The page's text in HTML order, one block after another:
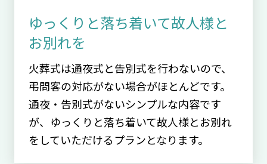
ゆっくりと落ち着いて故人様と
お別れを
火葬式は通夜式と告別式を行わないので、
弔問客の対応がない場合がほとんどです。
通夜・告別式がないシンプルな内容です
が、ゆっくりと落ち着いて故人様とお別れ
をしていただけるプランとなります。